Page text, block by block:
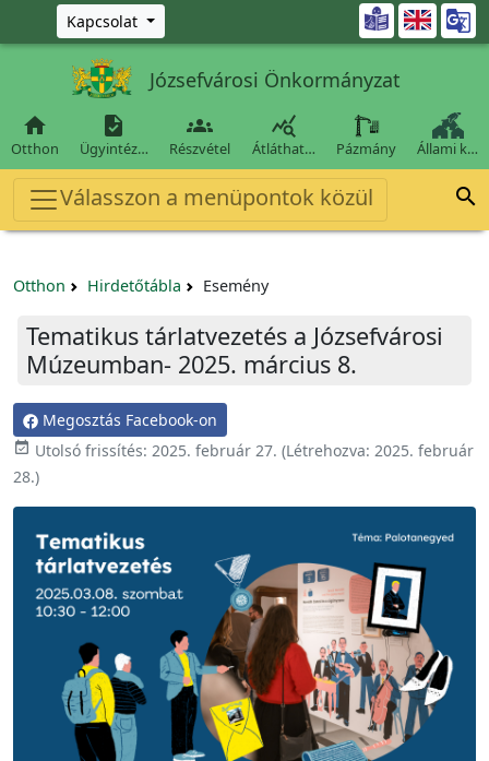
Ugrás a fő tartalomra
Kapcsolat 
Józsefvárosi Önkormányzat

Otthon

Ügyintéz…

Részvétel

Átláthat… Pázmány Állami k…
Válasszon a menüpontok közül 
Otthon Hirdetőtábla Esemény
Tematikus tárlatvezetés a Józsefvárosi
Múzeumban- 2025. március 8.
Megosztás Facebook-on
 Utolsó frissítés: 2025. február 27. (Létrehozva: 2025. február
28.)